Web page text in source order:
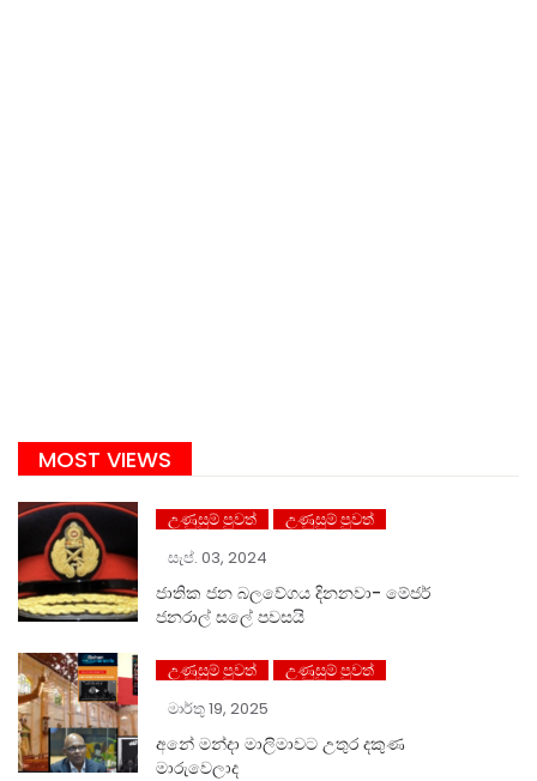
MOST VIEWS
උණුසුම් පුවත්
උණුසුම් පුවත්
සැප්. 03, 2024
ජාතික ජන බලවේගය දිනනවා- මේජර්
ජනරාල් සලේ පවසයි
උණුසුම් පුවත්
උණුසුම් පුවත්
මාර්තු 19, 2025
අනේ මන්දා මාලිමාවට උතුර දකුණ
මාරුවෙලාද